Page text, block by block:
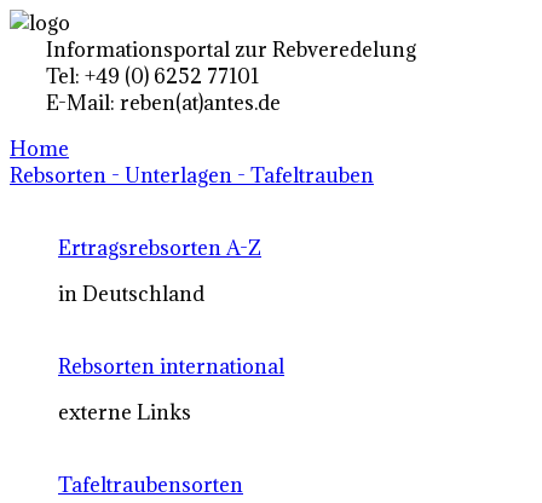
Informationsportal zur Rebveredelung
Tel: +49 (0) 6252 77101
E-Mail: reben(at)antes.de
Home
Rebsorten - Unterlagen - Tafeltrauben
Ertragsrebsorten A-Z
in Deutschland
Rebsorten international
externe Links
Tafeltraubensorten